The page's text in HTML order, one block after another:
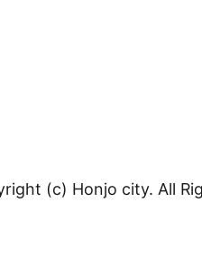
(c) Honjo city. All